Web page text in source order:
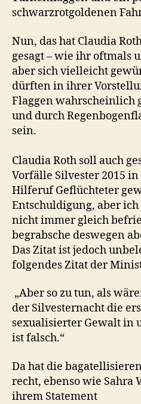
schwarzrotgoldenen
Nun, das hat Claudia
gesagt – wie ihr oftmals
aber sich vielleicht
dürften in ihrer
Flaggen wahrscheinlich
und durch
sein.
Claudia Roth soll auch
Vorfälle Silvester 2015
Hilferuf Geflüchteter
Entschuldigung, aber
nicht immer gleich
begrabsche deswegen
Das Zitat ist jedoch
folgendes Zitat der
„Aber so zu tun, als
der Silvesternacht die
sexualisierter Gewalt in
ist falsch.“
Da hat die
recht, ebenso wie Sahra
ihrem Statement